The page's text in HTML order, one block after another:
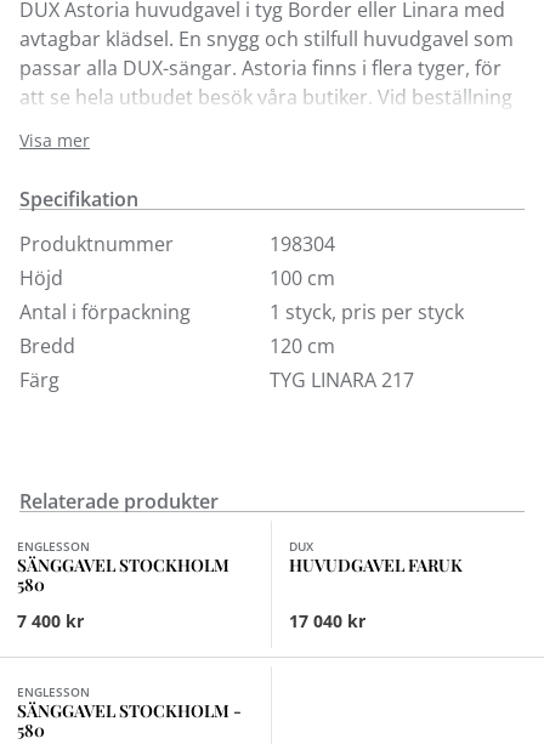
DUX Astoria huvudgavel i tyg Border eller Linara med
avtagbar klädsel. En snygg och stilfull huvudgavel som
passar alla DUX-sängar. Astoria finns i flera tyger, för
att se hela utbudet besök våra butiker. Vid beställning
som gaveln ska anpassas till i meddelandefältet
(kassan). Tillverkaren anpassar sänggaveln efter den
sängmodell du har valt, så höjd och infästningar blir
rätt. Vid eventuella frågor kontakta kundtjänst.
Visa mer
Specifikation
Produktnummer
198304
Höjd
100 cm
Antal i förpackning
1 styck, pris per styck
Bredd
120 cm
Färg
TYG LINARA 217
Relaterade produkter
ENGLESSON
SÄNGGAVEL STOCKHOLM
580
7 400 kr
DUX
HUVUDGAVEL FARUK
17 040 kr
ENGLESSON
SÄNGGAVEL STOCKHOLM -
580